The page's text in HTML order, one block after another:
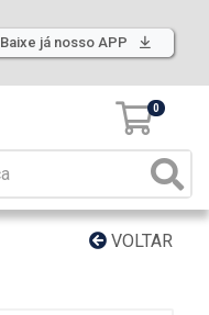
Baixe já nosso APP
0
VOLTAR